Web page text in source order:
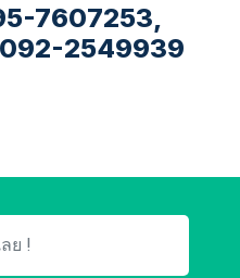
7607253,
2549939